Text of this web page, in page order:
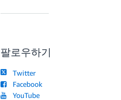
팔로우하기
Twitter
Facebook
YouTube